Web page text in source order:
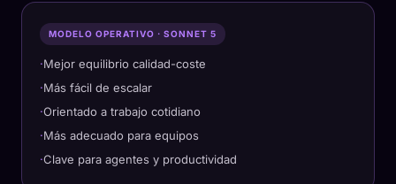
MODELO OPERATIVO · SONNET 5
Mejor equilibrio calidad-coste
Más fácil de escalar
Orientado a trabajo cotidiano
Más adecuado para equipos
Clave para agentes y productividad